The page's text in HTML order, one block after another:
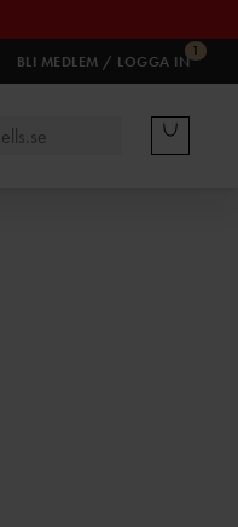
1
BLI MEDLEM / LOGGA IN